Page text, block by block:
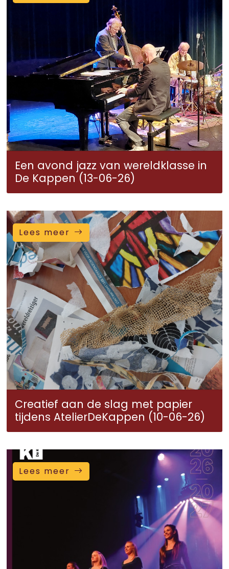
Een avond jazz van wereldklasse in
De Kappen (13-06-26)
Lees meer
Creatief aan de slag met papier
tijdens AtelierDeKappen (10-06-26)
Lees meer